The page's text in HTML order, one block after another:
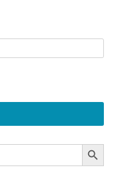
Search Button